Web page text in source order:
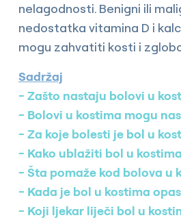
nelagodnosti. Benigni ili
nedostatka vitamina D i
mogu zahvatiti kosti i
Sadržaj
Zašto nastaju bolovi u
Bolovi u kostima mogu
Za koje bolesti je bol u
Kako ublažiti bol u
Šta pomaže kod bolova u
Kada je bol u kostima
Koji ljekar liječi bol u